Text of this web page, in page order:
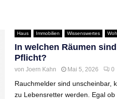
Haus Immobilien Wissenswertes
In welchen Räumen
Pflicht?
von Joern Kahn Mai 5, 2026 0
Rauchmelder sind unscheinbar,
zu Lebensretter werden. Egal ob